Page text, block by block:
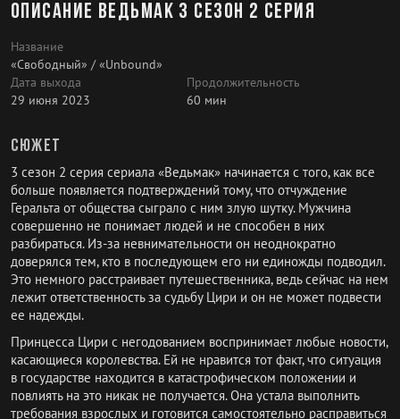
Описание Ведьмак 3 сезон 2 серия
Название
«Свободный» / «Unbound»
Дата выхода
29 июня 2023
Продолжительность
60 мин
Сюжет
3 сезон 2 серия сериала «Ведьмак» начинается с того, как все
больше появляется подтверждений тому, что отчуждение
Геральта от общества сыграло с ним злую шутку. Мужчина
совершенно не понимает людей и не способен в них
разбираться. Из-за невнимательности он неоднократно
доверялся тем, кто в последующем его ни единожды подводил.
Это немного расстраивает путешественника, ведь сейчас на нем
лежит ответственность за судьбу Цири и он не может подвести
ее надежды.
Принцесса Цири с негодованием воспринимает любые новости,
касающиеся королевства. Ей не нравится тот факт, что ситуация
в государстве находится в катастрофическом положении и
повлиять на это никак не получается. Она устала выполнить
требования взрослых и готовится самостоятельно расправиться